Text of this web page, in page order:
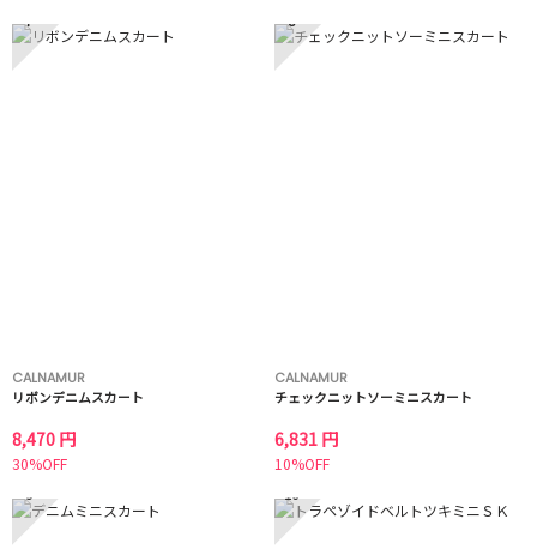
7
CALNAMUR
リボンデニムスカート
8,470 円
30%OFF
8
CALNAMUR
チェックニットソーミニスカート
6,831 円
10%OFF
9 10